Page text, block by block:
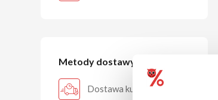
Metody dostawy w E-kwiaty
Dostawa kurierem